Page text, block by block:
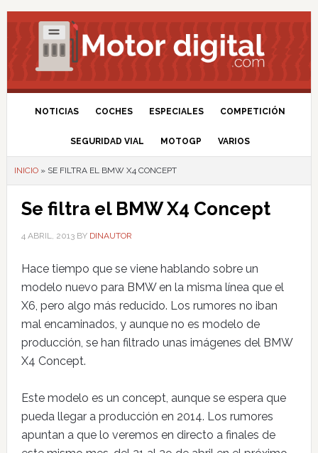
NOTICIAS COCHES ESPECIALES COMPETICIÓN
SEGURIDAD VIAL MOTOGP VARIOS
INICIO» SE FILTRA EL BMW X4 CONCEPT
Se filtra el BMW X4 Concept
4 ABRIL, 2013BY DINAUTOR
Hace tiempo que se viene hablando sobre un
modelo nuevo para BMW en la misma línea que el
X6, pero algo más reducido. Los rumores no iban
mal encaminados, y aunque no es modelo de
producción, se han filtrado unas imágenes del BMW
X4 Concept.
Este modelo es un concept, aunque se espera que
pueda llegar a producción en 2014. Los rumores
apuntan a que lo veremos en directo a finales de